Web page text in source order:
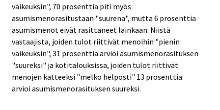
vaikeuksin", 70 prosenttia piti myös
asumismenorasitustaan "suurena", mutta 6 prosenttia
asumismenot eivät rasittaneet lainkaan. Niistä
vastaajista, joiden tulot riittivät menoihin "pienin
vaikeuksin", 31 prosenttia arvioi asumismenorasituksen
"suureksi" ja kotitalouksissa, joiden tulot riittivät
menojen katteeksi "melko helposti" 13 prosenttia
arvioi asumismenorasituksen suureksi.